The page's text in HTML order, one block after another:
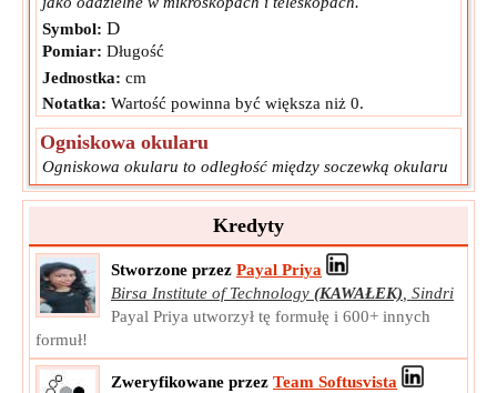
Symbol: D
Pomiar: Długość
Jednostka: cm
Notatka: Wartość powinna być większa niż 0.
Ogniskowa okularu
Ogniskowa okularu to odległość między soczewką okularu
a punktem, w którym powstaje obraz w mikroskopie lub
fe
Pomiar:
Długość
Jednostka:cm
Notatka:
Wartość powinna być większa niż 0.
Odległość między dwiema soczewkami
Odległość między dwiema soczewkami to przestrzeń między
Kredyty
Stworzone przez Payal Priya
Birsa Institute of Technology (KAWAŁEK) Sindri
Payal Priya utworzył tę formułę i 600+ innych
formuł!
Zweryfikowane przez Team Softusvista